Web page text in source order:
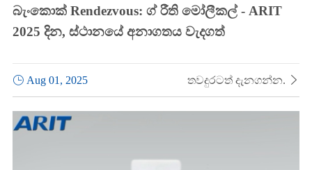
බැංකොක් Rendezvous: ග් රීති මෝලීකල් - ARIT
2025 දින, ස්ථානයේ අනාගතය වැදගත්
Aug 01, 2025 තවදුරටත් දැනගන්න. 